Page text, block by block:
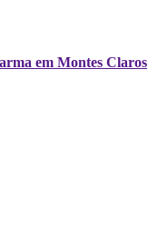
em Montes Claros